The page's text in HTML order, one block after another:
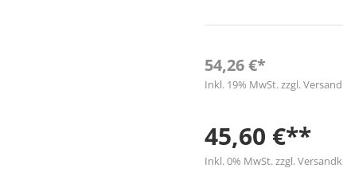
54,26 €*
Inkl. 19% MwSt. zzgl.
45,60 €**
Inkl. 0% MwSt. zzgl.